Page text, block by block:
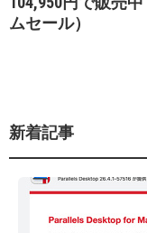
ムセール）
新着記事